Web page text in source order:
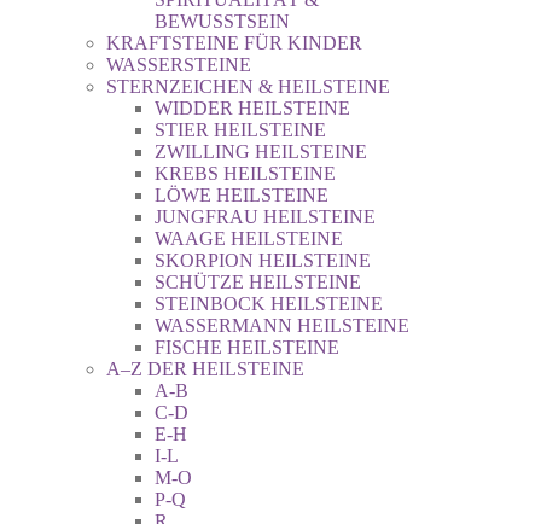
BEWUSSTSEIN
KRAFTSTEINE FÜR KINDER
WASSERSTEINE
STERNZEICHEN & HEILSTEINE
WIDDER HEILSTEINE
STIER HEILSTEINE
ZWILLING HEILSTEINE
KREBS HEILSTEINE
LÖWE HEILSTEINE
JUNGFRAU HEILSTEINE
WAAGE HEILSTEINE
SKORPION HEILSTEINE
SCHÜTZE HEILSTEINE
STEINBOCK HEILSTEINE
WASSERMANN HEILSTEINE
FISCHE HEILSTEINE
A–Z DER HEILSTEINE
A-B
C-D
E-H
I-L
M-O
P-Q